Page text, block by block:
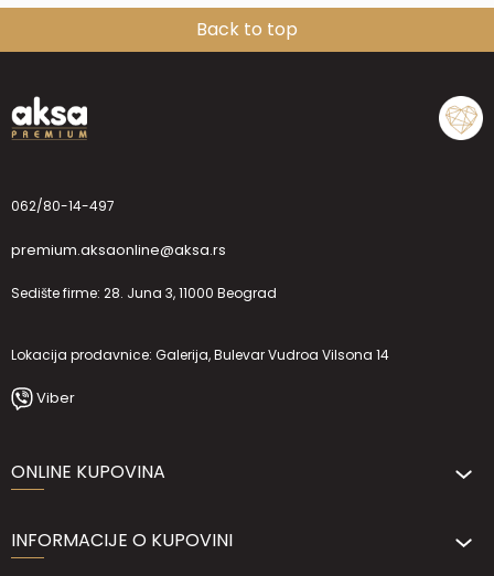
Back to top
062/80-14-497
premium.aksaonline@aksa.rs
Sedište firme: 28. Juna 3, 11000 Beograd
Lokacija prodavnice: Galerija, Bulevar Vudroa Vilsona 14
Viber
ONLINE KUPOVINA
INFORMACIJE O KUPOVINI